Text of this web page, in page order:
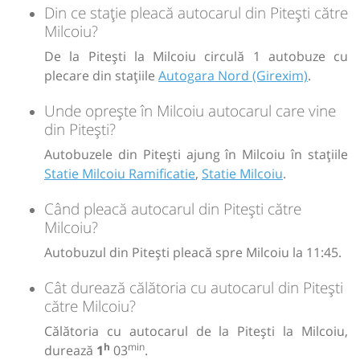
Sursa:Transmontana SA| Ultima actualizare:07/2026
Din ce stație pleacă autocarul din Pitești către
Milcoiu?
De la Pitești la Milcoiu circulă 1 autobuze cu
plecare din stațiile Autogara Nord (Girexim).
Unde oprește în Milcoiu autocarul care vine
din Pitești?
Autobuzele din Pitești ajung în Milcoiu în stațiile
Statie Milcoiu Ramificatie, Statie Milcoiu.
Când pleacă autocarul din Pitești către
Milcoiu?
Autobuzul din Pitești pleacă spre Milcoiu la 11:45.
Cât durează călătoria cu autocarul din Pitești
către Milcoiu?
Călătoria cu autocarul de la Pitești la Milcoiu,
durează 1h 03min.